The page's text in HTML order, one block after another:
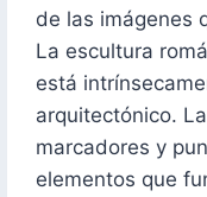
de las imágenes
La escultura
está
arquitectónico.
marcadores y
elementos que